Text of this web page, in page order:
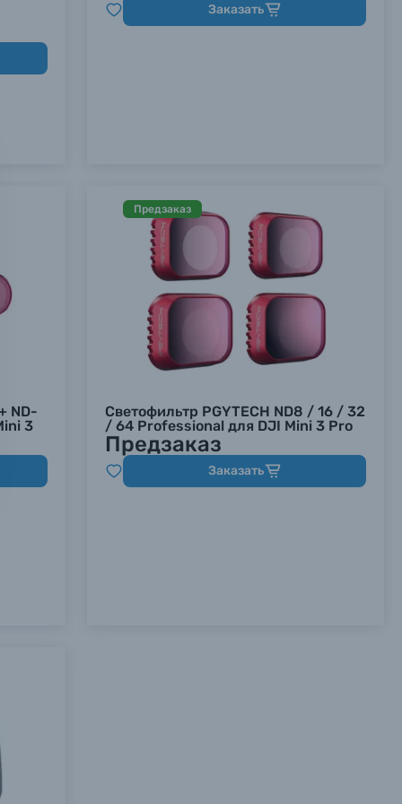
Заказать
ND-
3
Предзаказ
Светофильтр PGYTECH ND8 / 16 / 32
/ 64 Professional для DJI Mini 3 Pro
Предзаказ
Заказать